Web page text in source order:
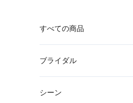
すべての商品
ブライダル
シーン